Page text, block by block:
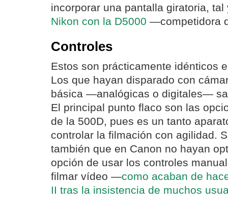
incorporar una pantalla giratoria,
Nikon con la D5000 —competidora
Controles
Estos son prácticamente idénticos
Los que hayan disparado con
básica —analógicas o digitales—
El principal punto flaco son las
de la 500D, pues es un tanto
controlar la filmación con agilidad.
también que en Canon no hayan
opción de usar los controles
filmar vídeo —como acaban de
II tras la insistencia de muchos